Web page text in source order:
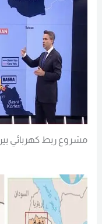
مشروع ربط كهربائي